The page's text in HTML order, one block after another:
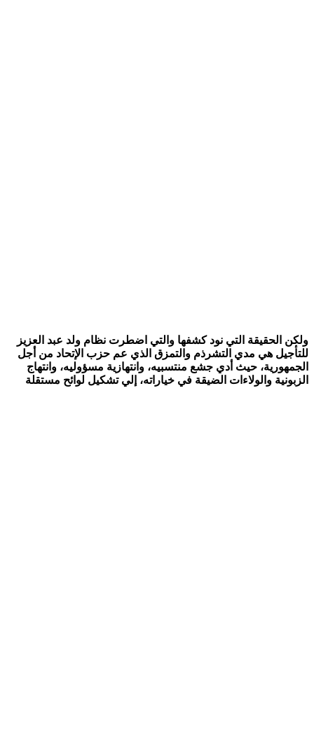
ولكن الحقيقة التي نود كشفها والتي اضطرت نظام ولد عبد العزيز
للتأجيل هي مدي التشرذم والتمزق الذي عم حزب الإتحاد من أجل
الجمهورية، حيث أدي جشع منتسبيه، وانتهازية مسؤوليه، وانتهاج
الزبونية والولاءات الضيقة في خياراته، إلي تشكيل لوائح مستقلة